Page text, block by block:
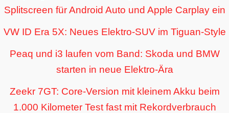
Splitscreen für Android Auto und Apple Carplay ein
VW ID Era 5X: Neues Elektro-SUV im Tiguan-Style
Peaq und i3 laufen vom Band: Skoda und BMW
starten in neue Elektro-Ära
Zeekr 7GT: Core-Version mit kleinem Akku beim
1.000 Kilometer Test fast mit Rekordverbrauch